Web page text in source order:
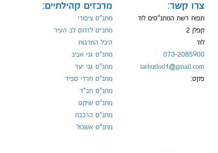
צרו קשר:
תפוח רשת המתנ"סים לוד
קפלן 2
לוד
073-2085900
tarbutlod1@gmail.com
פקס:
מרכזים קהילתיים:
מתנ"ס ציפורי
מתנ״ס לזרוס לב העיר
היכל התרבות
מתנ"ס גני אביב
מתנ"ס גני יער
מתנ"ס חרדי ספיר
מתנ"ס חב"ד
מתנ"ס שיקגו
מתנ"ס הרכבת
מתנ"ס אשכול